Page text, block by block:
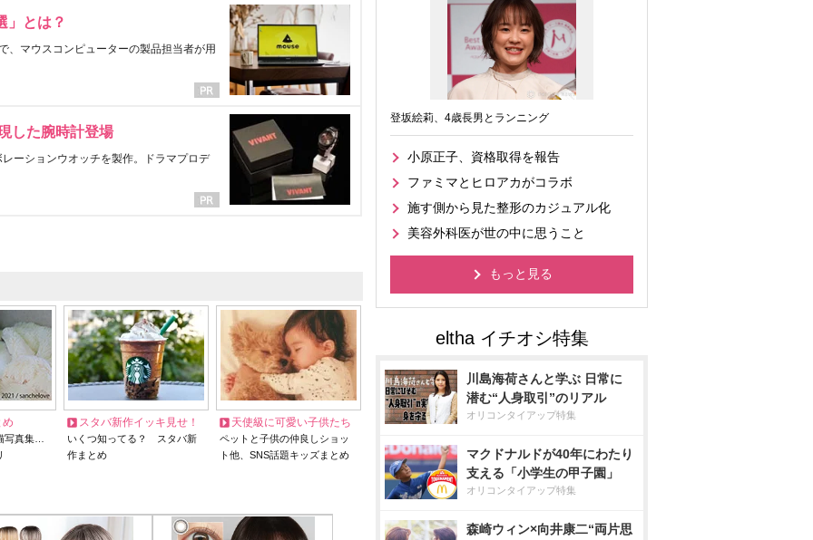
」とは？
、マウスコンピューターの製品担当者が用
した腕時計登場
ーションウオッチを製作。ドラマプロデ
め
写真集…
スタバ新作イッキ見せ！
いくつ知ってる？ スタバ新
作まとめ
天使級に可愛い子供たち
ペットと子供の仲良しショッ
ト他、SNS話題キッズまとめ
登坂絵莉、4歳長男とランニング
小原正子、資格取得を報告
ファミマとヒロアカがコラボ
施す側から見た整形のカジュアル化
美容外科医が世の中に思うこと
もっと見る
川島海荷さんと学ぶ 日常に
潜む“人身取引”のリアル
オリコンタイアップ特集
マクドナルドが40年にわたり
支える「小学生の甲子園」
オリコンタイアップ特集
森崎ウィン×向井康二“両片思